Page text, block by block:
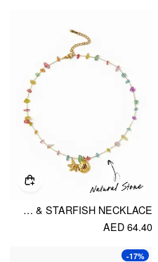
NATURAL STONE 18K GOLD PLATED STAINLESS STEEL SHELL & STARFISH NECKLACE
AED 64.40
-17%